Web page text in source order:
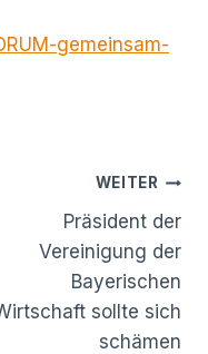
gemeinsam-
WEITER
Präsident der
Vereinigung der
Bayerischen
sollte sich
schämen